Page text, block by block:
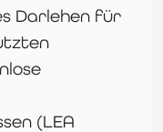
Darlehen für
(LEA